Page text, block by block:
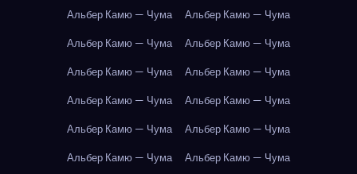
Альбер Камю — Чума
Альбер Камю — Чума
Альбер Камю — Чума
Альбер Камю — Чума
Альбер Камю — Чума
Альбер Камю — Чума
Альбер Камю — Чума
Альбер Камю — Чума
Альбер Камю — Чума
Альбер Камю — Чума
Альбер Камю — Чума
Альбер Камю — Чума